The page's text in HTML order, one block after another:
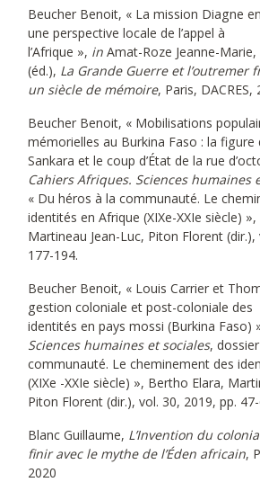
Beucher Benoit, « La mission Diagne
une perspective locale de l’appel à
l’Afrique », in Amat-Roze Jeanne-
(éd.), La Grande Guerre et l’outremer
un siècle de mémoire, Paris, DACRES,
Beucher Benoit, « Mobilisations
mémorielles au Burkina Faso : la figure
Sankara et le coup d’État de la rue
Cahiers Afriques. Sciences humaines
« Du héros à la communauté. Le
identités en Afrique (XIXe-XXIe siècle)
Martineau Jean-Luc, Piton Florent (dir.),
177-194.
Beucher Benoit, « Louis Carrier et
gestion coloniale et post-coloniale des
identités en pays mossi (Burkina Faso)
Sciences humaines et sociales,
communauté. Le cheminement des
(XIXe -XXIe siècle) », Bertho Elara,
Piton Florent (dir.), vol. 30, 2019, pp.
Blanc Guillaume, L’Invention du
finir avec le mythe de l’Éden africain,
2020